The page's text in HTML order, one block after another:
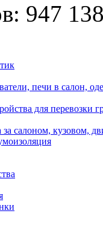
947
печи в салон,
для перевозки
салоном, кузовом,